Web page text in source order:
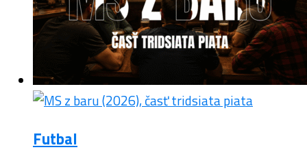
Futbal